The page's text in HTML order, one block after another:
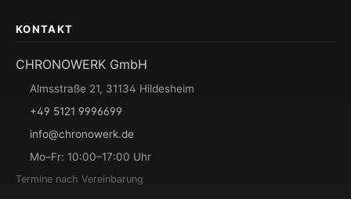
KONTAKT
CHRONOWERK GmbH
Almsstraße 21, 31134 Hildesheim
+49 5121 9996699
info@chronowerk.de
Mo–Fr: 10:00–17:00 Uhr
Termine nach Vereinbarung